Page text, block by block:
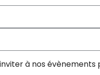
à nos